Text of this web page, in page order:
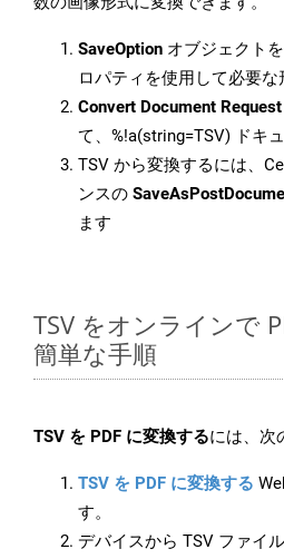
SaveOption オブジェクトを
ロパティを使用して必要な
Convert Document Request
て、%!a(string=TSV) ドキ
TSV から変換するには、
ンスの
ます
TSV をオンラインで
簡単な手順
TSV を PDF に変換するには、次
TSV を PDF に変換する
す。
デバイスから TSV ファイ